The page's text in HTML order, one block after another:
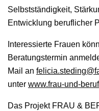
Selbstständigkeit,
Entwicklung beruflicher
Interessierte Frauen
Beratungstermin
Mail an
unter www.frau-und-
Das Projekt FRAU &